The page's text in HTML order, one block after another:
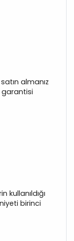
almanız
kullanıldığı
birinci